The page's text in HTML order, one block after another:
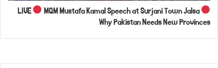
LIVE
MQM Mustafa Kamal Speech at Surjani Town Jalsa
Why Pakistan Needs New Provinces